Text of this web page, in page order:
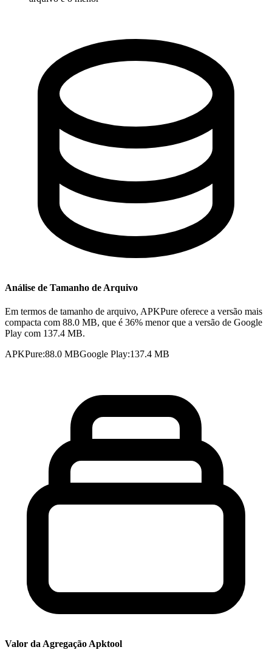
Análise de Tamanho de Arquivo
Em termos de tamanho de arquivo, APKPure oferece a versão mais
compacta com 88.0 MB, que é 36% menor que a versão de Google
Play com 137.4 MB.
APKPure:88.0 MBGoogle Play:137.4 MB
Valor da Agregação Apktool